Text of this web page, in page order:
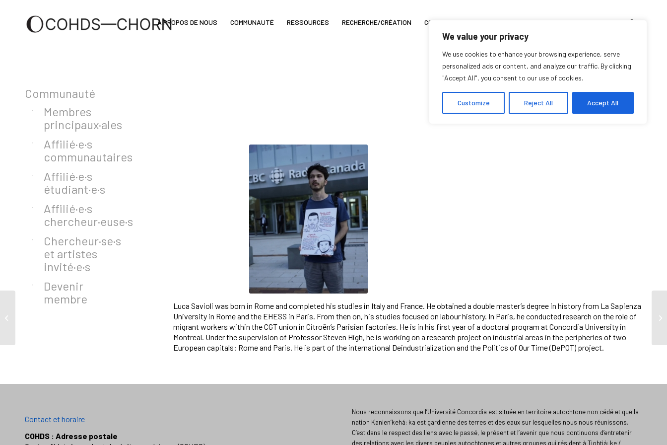
We value your privacy
We use cookies to enhance your browsing experience, serve
personalized ads or content, and analyze our traffic. By clicking
"Accept All", you consent to our use of cookies.
Customize Reject All Accept All
À PROPOS DE NOUS COMMUNAUTÉ RESSOURCES RECHERCHE/CRÉATION COIN D’ENSEIGNEMENT
Luca Savioli
Affilié étudiant
Luca Savioli was born in Rome and completed his studies in Italy and France. He obtained a double master’s degree in history from La Sapienza
University in Rome and the EHESS in Paris. From then on, his studies focused on labour history. In Paris, he conducted research on the role of
migrant workers within the CGT union in Citroën’s Parisian factories. He is in his first year of a doctoral program at Concordia University in
Montreal. Under the supervision of Professor Steven High, he is working on a research project on industrial areas in the peripheries of two
European capitals: Rome and Paris. He is part of the international Deindustrialization and the Politics of Our Time (DePOT) project.
Communauté
Membres
principaux·ales
Affilié·e·s
communautaires
Affilié·e·s
étudiant·e·s
Affilié·e·s
chercheur·euse·s
Chercheur·se·s
et artistes
invité·e·s
Devenir
membre
Contact et horaire
COHDS : Adresse postale
Nous reconnaissons que l’Université Concordia est située en territoire autochtone non cédé et que la
nation Kanien’kehá: ka est gardienne des terres et des eaux sur lesquelles nous nous réunissons.
C’est dans le respect des liens avec le passé, le présent et l’avenir que nous continuons d’entretenir
des relations avec les divers peuples autochtones et autres groupes qui résident à Tiohtiá: ke /